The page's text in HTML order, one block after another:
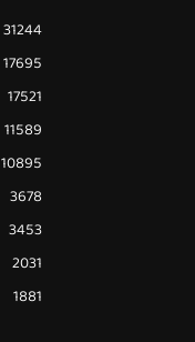
31244
17695
17521
11589
10895
3678
3453
2031
1881